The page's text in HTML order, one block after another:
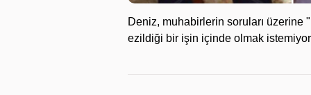
Deniz, muhabirlerin soruları üzerine
ezildiği bir işin içinde olmak